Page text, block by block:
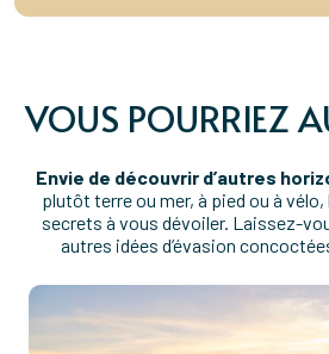
VOUS POURRIEZ
Envie de découvrir d’autres
plutôt terre ou mer, à pied ou à vélo,
secrets à vous dévoiler. Laissez-
autres idées d’évasion